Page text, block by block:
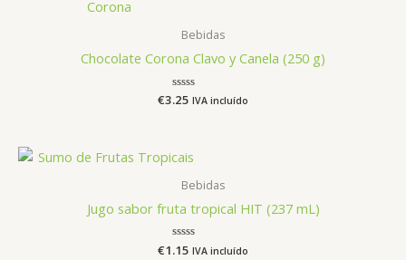
Bebidas
Chocolate Corona Clavo y Canela (250 g)
Avaliação
€3.25 IVA incluído
Bebidas
Jugo sabor fruta tropical HIT (237 mL)
Avaliação
€1.15 IVA incluído